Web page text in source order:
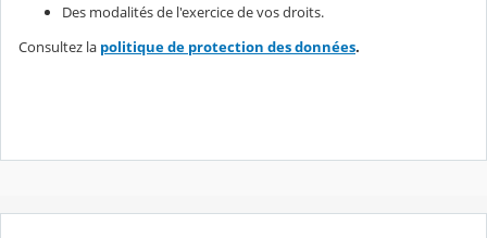
Des modalités de l'exercice de vos droits.
Consultez la politique de protection des données.